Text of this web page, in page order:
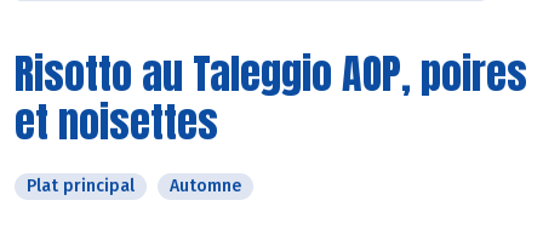
Risotto au Taleggio AOP, poires
et noisettes
Plat principal Automne